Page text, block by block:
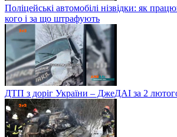
Поліцейські автомобілі нізвідки: як
кого і за що штрафують
ДТП з доріг України – ДжеДАІ за 2